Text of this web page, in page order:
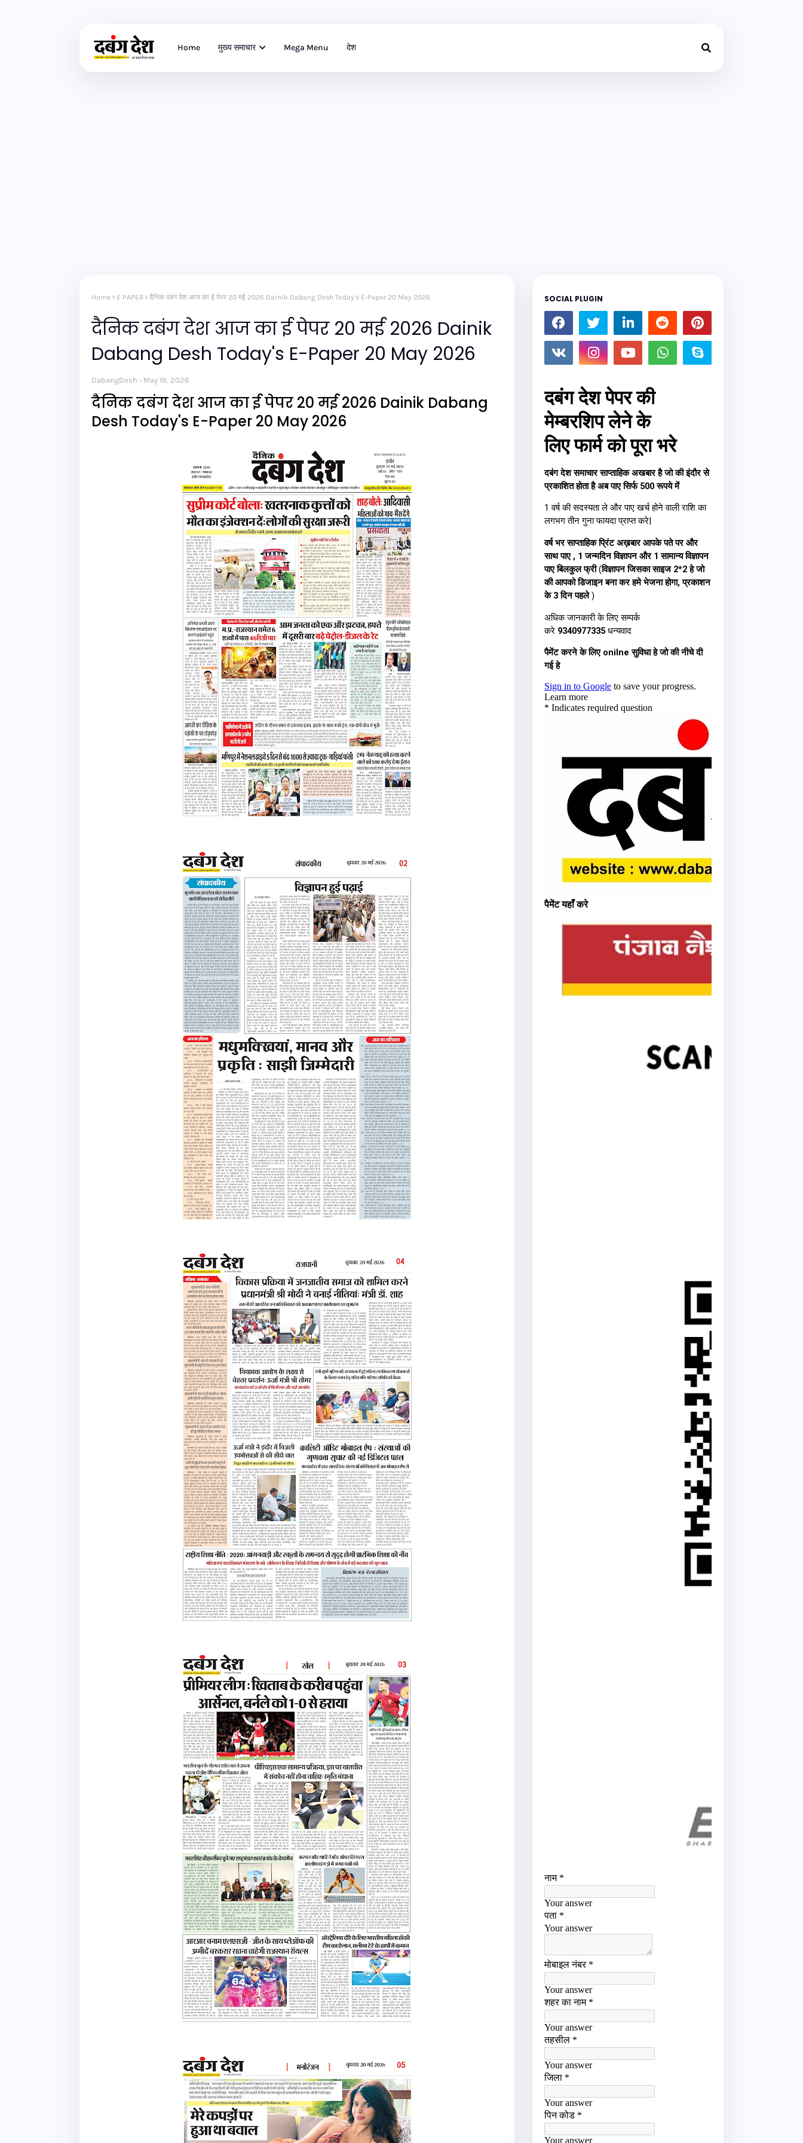
Home मुख्य समाचार Mega Menu देश
Home E PAPER दैनिक दबंग देश आज का ई पेपर 20 मई 2026 Dainik Dabang Desh Today's E-Paper 20 May 2026
दैनिक दबंग देश आज का ई पेपर 20 मई 2026 Dainik
Dabang Desh Today's E-Paper 20 May 2026
DabangDesh May 19, 2026
दैनिक दबंग देश आज का ई पेपर 20 मई 2026 Dainik Dabang
Desh Today's E-Paper 20 May 2026
SOCIAL PLUGIN